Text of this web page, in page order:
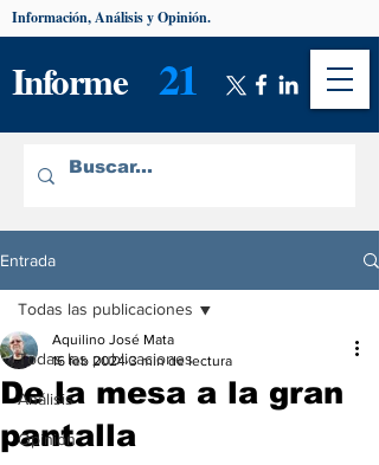
Informe 21
Información, Análisis y Opinión.
Entrada
Todas las publicaciones
Análisis
Opinión
Todas las publicaciones
De la mesa a la gran
pantalla
Aquilino José Mata
16 feb 2024 3 min de lectura